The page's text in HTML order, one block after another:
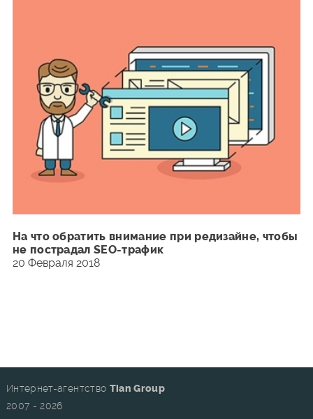
На что обратить внимание при редизайне, чтобы
не пострадал SEO-трафик
20 Февраля 2018
Интернет-агентство Tian Group
2007 - 2026